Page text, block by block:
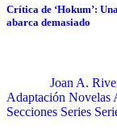
Crítica de ‘Hokum’:
abarca demasiado
Joan A.
Adaptación Novelas
Secciones Series